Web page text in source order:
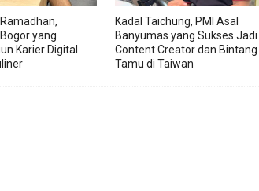
yang
Karier Digital
Kadal Taichung, PMI Asal
Banyumas yang Sukses Jadi
Content Creator dan Bintang
Tamu di Taiwan